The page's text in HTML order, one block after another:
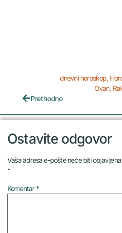
dnevni horoskop,
Ovan,
Prethodno
Ostavite odgovor
Vaša adresa e-pošte neće biti objavljena.
*
Komentar *